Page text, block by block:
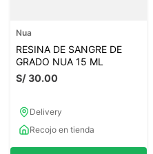
Nua
RESINA DE SANGRE DE
GRADO NUA 15 ML
S/30.00
Delivery
Recojo en tienda